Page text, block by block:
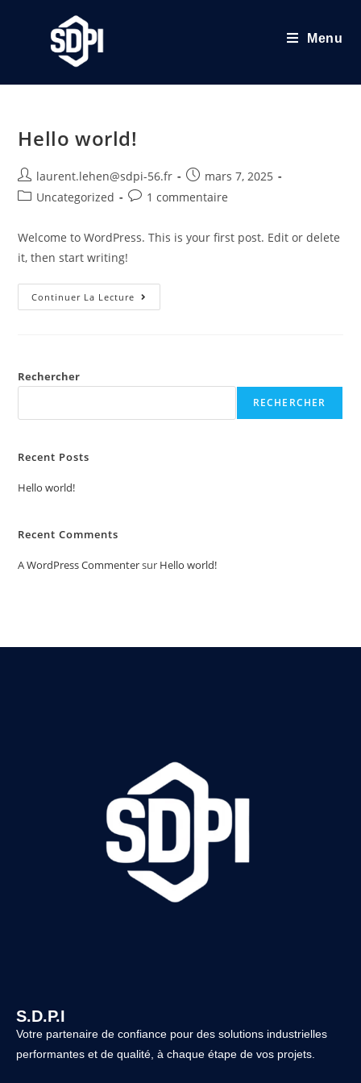
Menu
Hello world!
laurent.lehen@sdpi-56.fr
mars 7, 2025
Uncategorized
1 commentaire
Welcome to WordPress. This is your first post. Edit or delete
it, then start writing!
Continuer La Lecture
Rechercher
RECHERCHER
Recent Posts
Hello world!
Recent Comments
A WordPress Commentersur Hello world!
S.D.P.I
Votre partenaire de confiance pour des solutions industrielles
performantes et de qualité, à chaque étape de vos projets.